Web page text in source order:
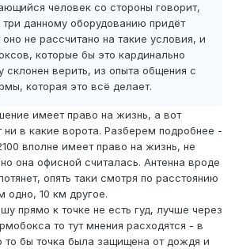
человек со стороны говорит,
три данному оборудованию придёт
не рассчитано на такие условия, и
которые бы это кардинально
склонен верить, из опыта общения с
которая это всё делает.
имеет право на жизнь, а вот
ни в какие ворота. Разберем подробнее -
вполне имеет право на жизнь, не
она офисной считалась. Антенна вроде
опять таки смотря по расстоянию
одно, 10 км другое.
прямо к точке не есть гуд, лучше через
то тут мнения расходятся - в
то бы точка была защищена от дождя и